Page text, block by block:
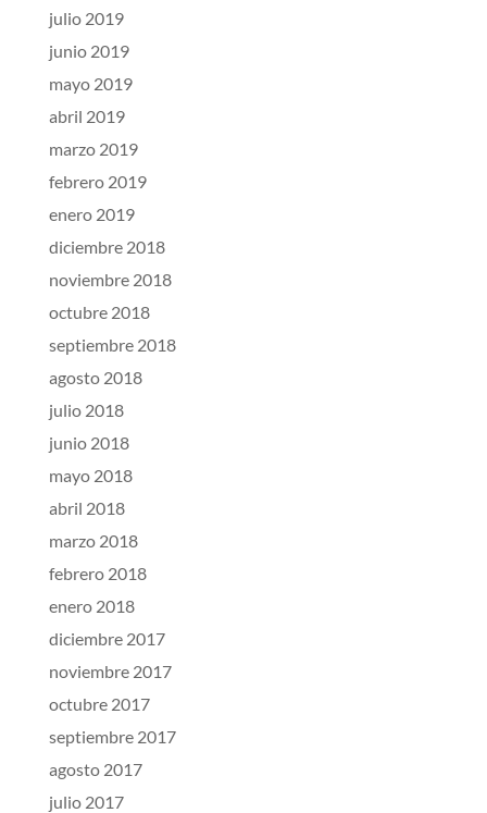
julio 2019
junio 2019
mayo 2019
abril 2019
marzo 2019
febrero 2019
enero 2019
diciembre 2018
noviembre 2018
octubre 2018
septiembre 2018
agosto 2018
julio 2018
junio 2018
mayo 2018
abril 2018
marzo 2018
febrero 2018
enero 2018
diciembre 2017
noviembre 2017
octubre 2017
septiembre 2017
agosto 2017
julio 2017